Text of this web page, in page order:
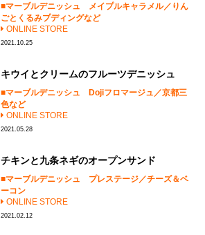
マーブルデニッシュ メイプルキャラメル／りん
ごとくるみプディングなど
ONLINE STORE
2021.10.25
キウイとクリームのフルーツデニッシュ
マーブルデニッシュ Dojiフロマージュ／京都三
色など
ONLINE STORE
2021.05.28
チキンと九条ネギのオープンサンド
マーブルデニッシュ プレステージ／チーズ＆ベ
ーコン
ONLINE STORE
2021.02.12